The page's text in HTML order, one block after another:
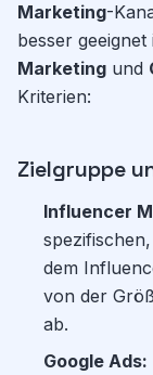
Marketing-
besser
Marketing und
Kriterien:
Zielgruppe
Influencer
dem
von der
ab.
Google Ads: